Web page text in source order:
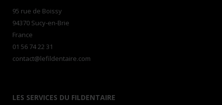
95 rue de Boissy
94370 Sucy-en-Brie
France
01 56 74 22 31
contact@lefildentaire.com
LES SERVICES DU FILDENTAIRE